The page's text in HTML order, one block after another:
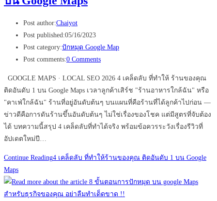
Post author:Chaiyot
Post published:05/16/2023
Post category:ปักหมุด Google Map
Post comments:0 Comments
GOOGLE MAPS · LOCAL SEO 2026 4 เคล็ดลับ ที่ทำให้ ร้านของคุณ
ติดอันดับ 1 บน Google Maps เวลาลูกค้าเสิร์ช "ร้านอาหารใกล้ฉัน" หรือ
"คาเฟ่ใกล้ฉัน" ร้านที่อยู่อันดับต้นๆ บนแผนที่คือร้านที่ได้ลูกค้าไปก่อน —
ข่าวดีคือการดันร้านขึ้นอันดับต้นๆ ไม่ใช่เรื่องของโชค แต่มีสูตรที่จับต้อง
ได้ บทความนี้สรุป 4 เคล็ดลับที่ทำได้จริง พร้อมข้อควรระวังเรื่องรีวิวที่
อัปเดตใหม่ปี…
Continue Reading4 เคล็ดลับ ที่ทำให้ร้านของคุณ ติดอันดับ 1 บน Google
Maps